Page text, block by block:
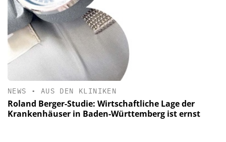
NEWS • AUS DEN KLINIKEN
Roland Berger-Studie: Wirtschaftliche Lage der
Krankenhäuser in Baden-Württemberg ist ernst